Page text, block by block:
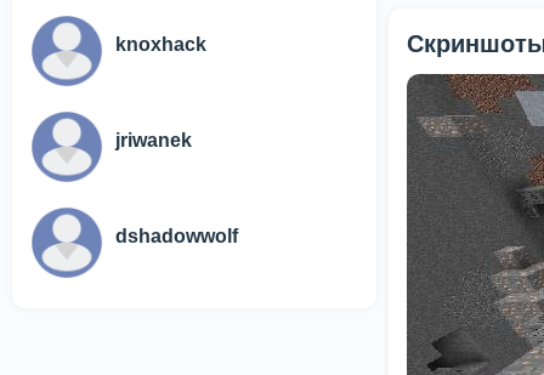
knoxhack
jriwanek
dshadowwolf